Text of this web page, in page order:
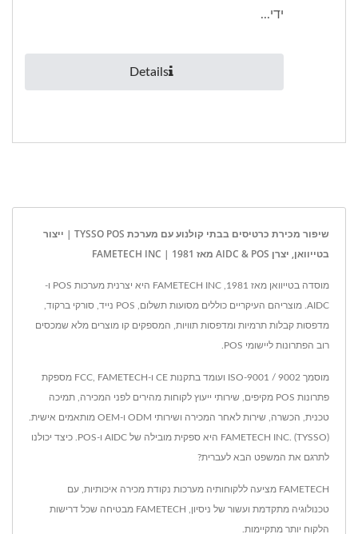
ידי...
Details
שיפור מכירת כרטיסים בבתי קולנוע עם מערכת TYSSO POS | ייצור
בטייוואן, יצרן AIDC & POS מאז 1981 | FAMETECH INC
מוסדה בטייוואן מאז 1981, FAMETECH INC היא יצרנית מערכות POS ו-
AIDC. מוצריהם העיקריים כוללים מסועות תשלום, POS נייד, סורקי ברקוד,
מדפסות קבלות תרמיות ומדפסות תוויות, המספקים קו מוצרים מלא שמכסים
רוב הפתרונות ליישומי POS.
מוסמך ISO-9001 / 9002 ועומד בתקנות CE ו-FCC, FAMETECH מספקת
פתרונות POS מקיפים, שירותי ייעוץ לקוחות מהירים לפני המכירה, תמיכה
טכנית, הכשרה, שירות לאחר המכירה ושירותי ODM ו-OEM מותאמים אישית.
FAMETECH INC. (TYSSO) היא ספקית מובילה של AIDC ו-POS. כיצד יכולנו
לתרגם את המשפט הבא לעברית?
FAMETECH מציעה ללקוחותיה מערכות נקודת מכירה איכותיות, עם
טכנולוגיה מתקדמת ועשור של ניסיון, FAMETECH מבטיחה שכל דרישות
הלקוח יותר מתקיימות.